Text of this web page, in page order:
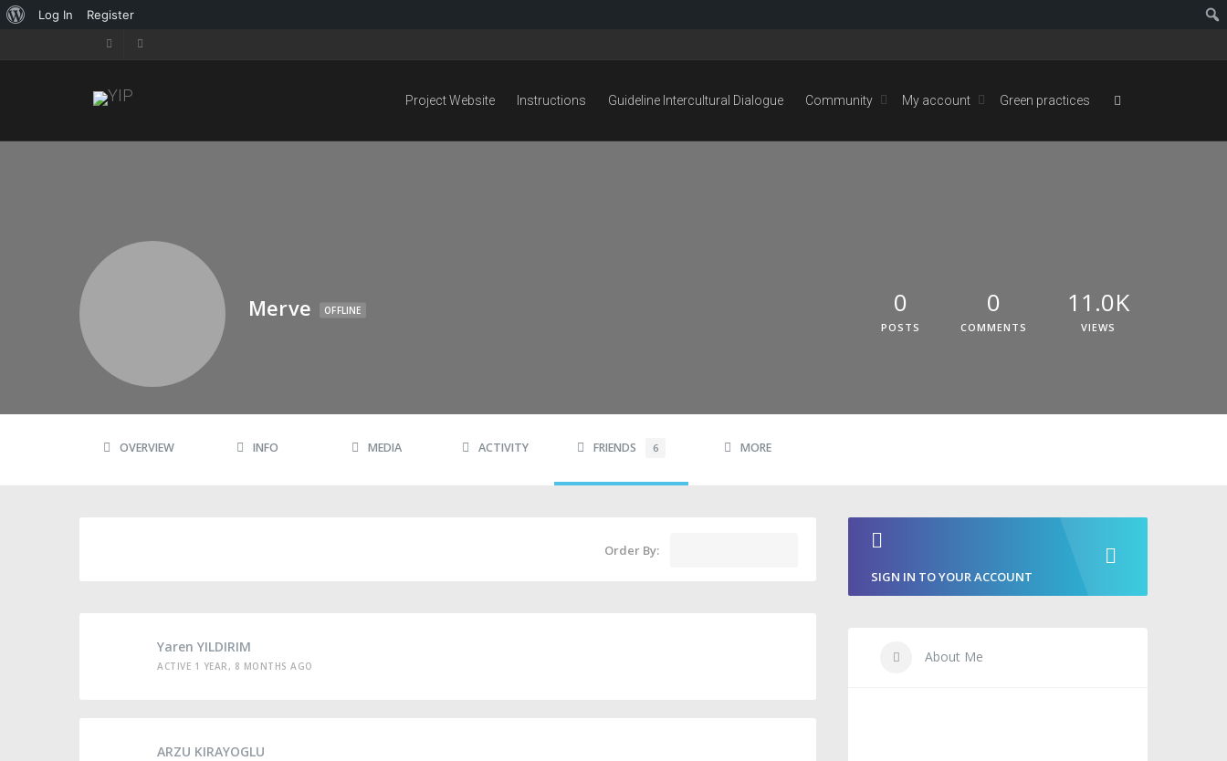
Log In Register
Project Website Instructions Guideline Intercultural Dialogue Community My account Green practices
Merve OFFLINE 0
POSTS
0
COMMENTS
11.0K
VIEWS
OVERVIEW INFO MEDIA ACTIVITY FRIENDS 6 MORE
Order By:
Yaren YILDIRIM
ACTIVE 1 YEAR, 8 MONTHS AGO
ARZU KIRAYOGLU
SIGN IN TO YOUR ACCOUNT
About Me